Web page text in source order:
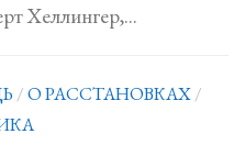
Хеллингер,...
/О РАССТАНОВКАХ/